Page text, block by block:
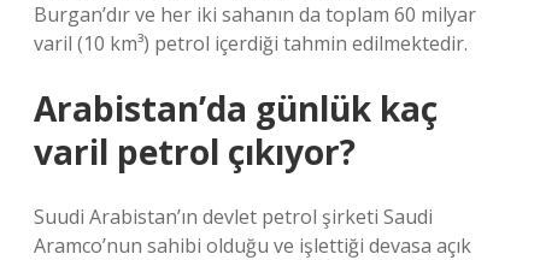
Burgan’dır ve her iki sahanın da toplam 60 milyar
varil (10 km³) petrol içerdiği tahmin edilmektedir.
Arabistan’da günlük kaç
varil petrol çıkıyor?
Suudi Arabistan’ın devlet petrol şirketi Saudi
Aramco’nun sahibi olduğu ve işlettiği devasa açık